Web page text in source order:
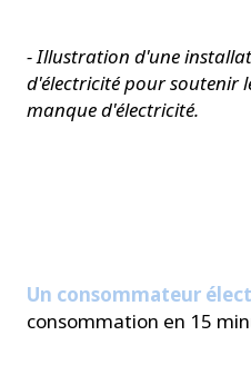
- Illustration d'une
d'électricité pour soutenir
manque d'électricité.
Un consommateur
consommation en 15